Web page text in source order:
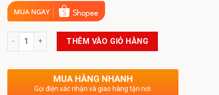
Dương Vật Giả AILIGHTER Rung Thụt Siêu Mạnh Tỏa Nhiệt số
THÊM VÀO GIỎ HÀNG
MUA HÀNG NHANH
Gọi điện xác nhận và giao hàng tận nơi.